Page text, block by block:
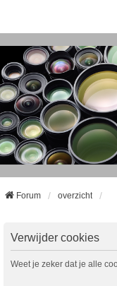
Forum overzicht
Verwijder cookies
Weet je zeker dat je alle